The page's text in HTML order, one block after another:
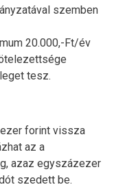
szemben
20.000,-Ft/év
tesz.
forint vissza
az a
azaz egyszázezer
szedett be.